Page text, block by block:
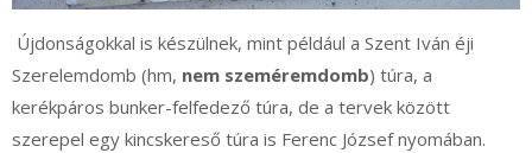
Újdonságokkal is készülnek, mint például a Szent Iván éji
Szerelemdomb (hm, nem szeméremdomb) túra, a
kerékpáros bunker-felfedező túra, de a tervek között
szerepel egy kincskereső túra is Ferenc József nyomában.